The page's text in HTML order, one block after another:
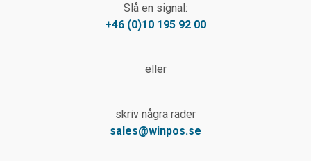
Slå en signal:
+46 (0)10 195 92 00
eller
skriv några rader
sales@winpos.se